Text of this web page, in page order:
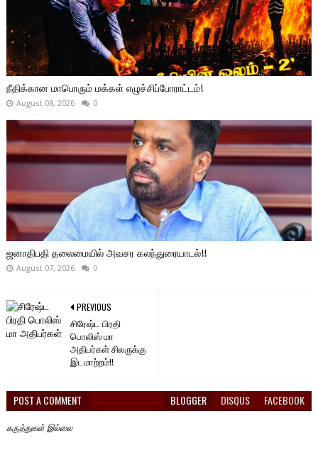
நீதிக்கான மாபொரும் மக்கள் எழுச்சிப்போராட்டம்!
August 08, 2026 0
ஜனாதிபதி தலைமையில் அவசர கலந்துரையாடல்!!
August 07, 2026 0
PREVIOUS
சிரேஷ்ட பிரதி
பொலிஸ் மா
அதிபர்கள் சிலருக்கு
இடமாற்றம்!!
POST A COMMENT BLOGGER DISQUS FACEBOOK
கருத்துகள் இல்லை